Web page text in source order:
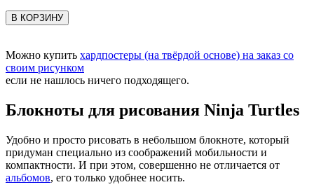
В КОРЗИНУ
Можно купить хардпостеры (на твёрдой основе) на заказ со
своим рисунком
если не нашлось ничего подходящего.
Блокноты для рисования Ninja Turtles
Удобно и просто рисовать в небольшом блокноте, который
придуман специально из соображений мобильности и
компактности. И при этом, совершенно не отличается от
альбомов, его только удобнее носить.